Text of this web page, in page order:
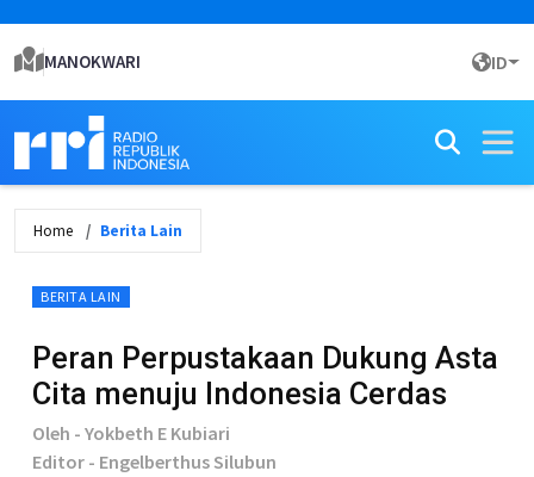
MANOKWARI ID
Home Berita Lain
BERITA LAIN
Peran Perpustakaan Dukung Asta
Cita menuju Indonesia Cerdas
Oleh - Yokbeth E Kubiari
Editor - Engelberthus Silubun